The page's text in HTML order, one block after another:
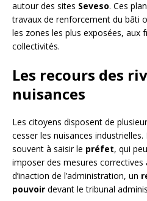
autour des sites Seveso. Ces
travaux de renforcement du bâti
les zones les plus exposées, aux
collectivités.
Les recours des
nuisances
Les citoyens disposent de
cesser les nuisances
souvent à saisir le préfet, qui
imposer des mesures correctives
d’inaction de l’administration, un
pouvoir devant le tribunal